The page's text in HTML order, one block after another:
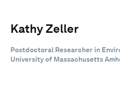
Kathy Zeller
Postdoctoral Researcher in
University of Massachusetts